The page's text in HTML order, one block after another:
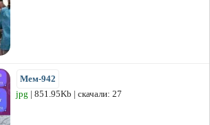
Мем-942
jpg | 851.95Kb | скачали: 27